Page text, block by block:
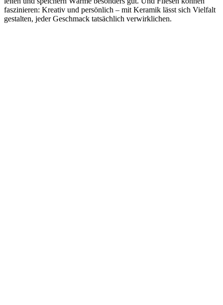
faszinieren: Kreativ und persönlich – mit Keramik lässt sich Vielfalt
gestalten, jeder Geschmack tatsächlich verwirklichen.